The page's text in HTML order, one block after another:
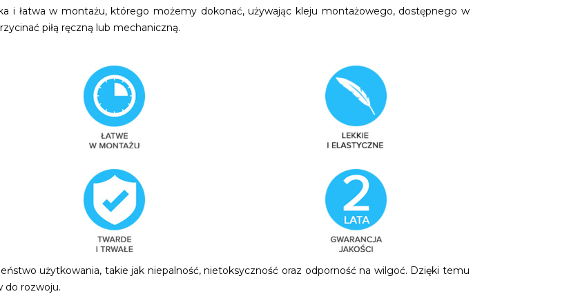
i łatwa w montażu, którego możemy dokonać, używając kleju montażowego, dostępnego w
piłą ręczną lub mechaniczną.
użytkowania, takie jak niepalność, nietoksyczność oraz odporność na wilgoć. Dzięki temu
do rozwoju.